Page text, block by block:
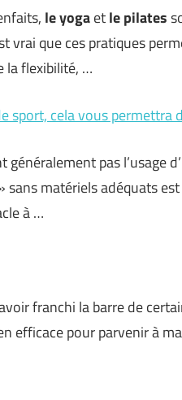
le yogaetle pilates
vrai que ces pratiques
la flexibilité, …
sport, cela vous permettra
pas l’usage
matériels adéquats
à …
franchi la barre de
efficace pour parvenir à